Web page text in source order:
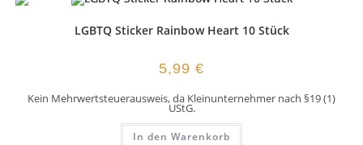
LGBTQ Sticker Rainbow Heart 10 Stück
5,99 €
Kein Mehrwertsteuerausweis, da Kleinunternehmer nach §19 (1)
UStG.
In den Warenkorb